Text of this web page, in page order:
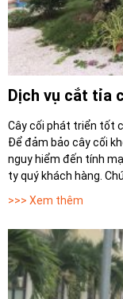
Dịch vụ cắt tỉa
Cây cối phát triển tốt
Để đảm bảo cây cối
nguy hiểm đến tính
ty quý khách hàng.
>>> Xem thêm